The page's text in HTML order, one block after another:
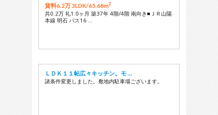
賃料6.2万 3LDK/65.68m2
共0.2万 礼1.0ヶ月 築37年 4階/4階 南向き■ＪＲ山陽
本線 明石 バス16 …
ＬＤＫ１１帖広々キッチン。モ …
諸条件変更しました。敷地内駐車場ございます。